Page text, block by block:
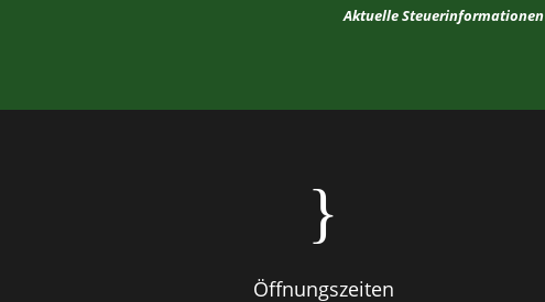
Aktuelle Steuerinformationen
}
Öffnungszeiten